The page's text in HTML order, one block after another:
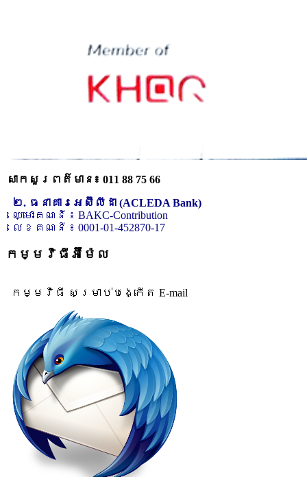
សាកសួរពត៌មាន៖ 011 88 75 66
២. ធនាគារអេស៊ីលីដា (ACLEDA Bank)
ឈ្មោះគណនី ៖ BAKC-Contribution
លេខគណនី ៖ 0001-01-452870-17
កម្មវិធីអ៊ីម៉ែល
កម្មវិធី សម្រាប់បង្កើត E-mail